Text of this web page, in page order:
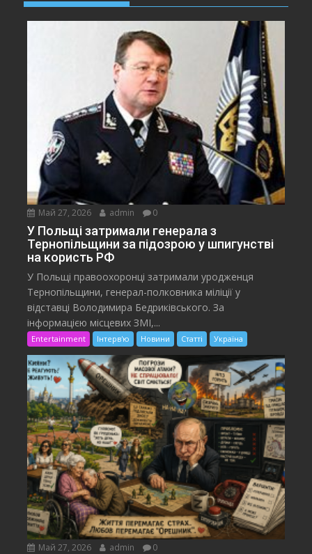
Май 27, 2026 admin 0
У Польщі затримали генерала з
Тернопільщини за підозрою у шпигунстві
на користь РФ
У Польщі правоохоронці затримали уродженця
Тернопільщини, генерал-полковника міліції у
відставці Володимира Бедриківського. За
інформацією місцевих ЗМІ,...
Entertainment Інтерв'ю Новини Статті Україна
Май 27, 2026 admin 0